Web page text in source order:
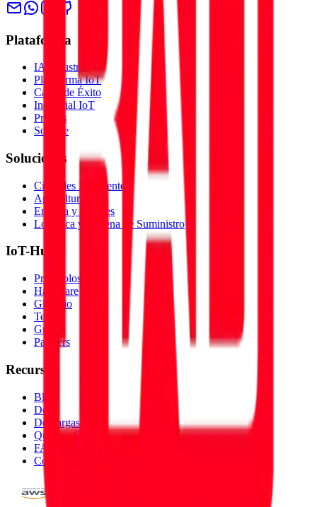
Plataforma
IA Industrial
Plataforma IoT
Casos de Éxito
Industrial IoT
Precios
Soporte
Soluciones
Ciudades Inteligentes
Agricultura
Energía y Utilities
Logística y Cadena de Suministro
IoT-Hub
Protocolos
Hardware
Glosario
Temas
Grafo
Partners
Recursos
Blog
Docs
Descargas
Quienes Somos
FAQ
Comparar Plataformas